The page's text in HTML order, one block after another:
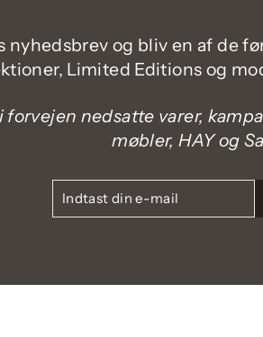
nyhedsbrev og bliv en af de
Limited Editions og
nedsatte varer,
møbler, HAY og
E-